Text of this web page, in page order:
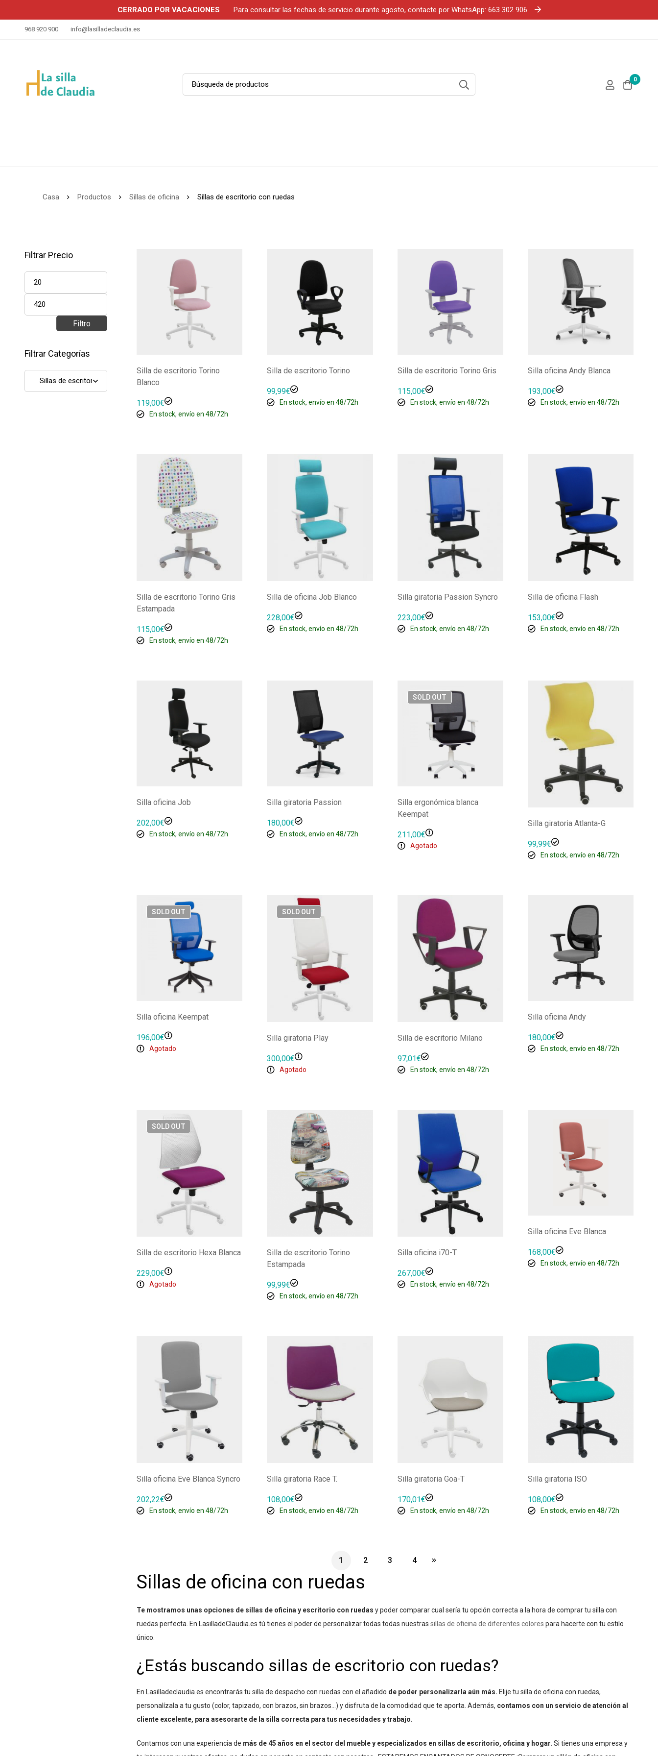
CERRADO POR VACACIONES Para consultar las fechas de servicio durante agosto, contacte por WhatsApp: 663 302 906
968 920 900 info@lasilladeclaudia.es
0
Casa Productos Sillas de oficina Sillas de escritorio con ruedas
Filtrar Precio
Filtro
Filtrar Categorías
Silla de escritorio Torino
Blanco
119,00€
En stock, envío en 48/72h
Silla de escritorio Torino
99,99€
En stock, envío en 48/72h
Silla de escritorio Torino Gris
115,00€
En stock, envío en 48/72h
Silla oficina Andy Blanca
193,00€
En stock, envío en 48/72h
Silla de escritorio Torino Gris
Estampada
115,00€
En stock, envío en 48/72h
Silla de oficina Job Blanco
228,00€
En stock, envío en 48/72h
Silla giratoria Passion Syncro
223,00€
En stock, envío en 48/72h
Silla de oficina Flash
153,00€
En stock, envío en 48/72h
Silla oficina Job
202,00€
En stock, envío en 48/72h
Silla giratoria Passion
180,00€
En stock, envío en 48/72h
SOLD OUT
Silla ergonómica blanca
Keempat
211,00€
Agotado
Silla giratoria Atlanta-G
99,99€
En stock, envío en 48/72h
SOLD OUT
Silla oficina Keempat
196,00€
Agotado
SOLD OUT
Silla giratoria Play
300,00€
Agotado
Silla de escritorio Milano
97,01€
En stock, envío en 48/72h
Silla oficina Andy
180,00€
En stock, envío en 48/72h
SOLD OUT
Silla de escritorio Hexa Blanca
229,00€
Agotado
Silla de escritorio Torino
Estampada
99,99€
En stock, envío en 48/72h
Silla oficina i70-T
267,00€
En stock, envío en 48/72h
Silla oficina Eve Blanca
168,00€
En stock, envío en 48/72h
Silla oficina Eve Blanca Syncro
202,22€
En stock, envío en 48/72h
Silla giratoria Race T.
108,00€
En stock, envío en 48/72h
Silla giratoria Goa-T
170,01€
En stock, envío en 48/72h
Silla giratoria ISO
108,00€
En stock, envío en 48/72h
1 2 3 4
Sillas de oficina con ruedas
Te mostramos unas opciones de sillas de oficina y escritorio con ruedas y poder comparar cual sería tu opción correcta a la hora de comprar tu silla con
ruedas perfecta. En LasilladeClaudia.es tú tienes el poder de personalizar todas todas nuestrassillas de oficina de diferentes colores para hacerte con tu estilo
único.
¿Estás buscando sillas de escritorio con ruedas?
En Lasilladeclaudia.es encontrarás tu silla de despacho con ruedas con el añadido de poder personalizarla aún más. Elije tu silla de oficina con ruedas,
personalízala a tu gusto (color, tapizado, con brazos, sin brazos…) y disfruta de la comodidad que te aporta. Además, contamos con un servicio de atención al
cliente excelente, para asesorarte de la silla correcta para tus necesidades y trabajo.
Contamos con una experiencia de más de 45 años en el sector del mueble y especializados en sillas de escritorio, oficina y hogar. Si tienes una empresa y